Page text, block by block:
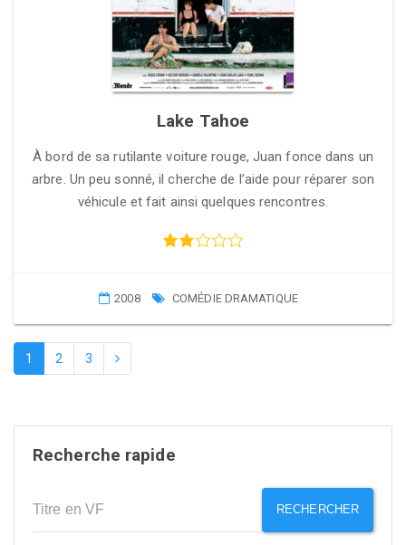
Lake Tahoe
À bord de sa rutilante voiture rouge, Juan fonce dans un
arbre. Un peu sonné, il cherche de l’aide pour réparer son
véhicule et fait ainsi quelques rencontres.
2008 COMÉDIE DRAMATIQUE
1 2 3
Recherche rapide
RECHERCHER